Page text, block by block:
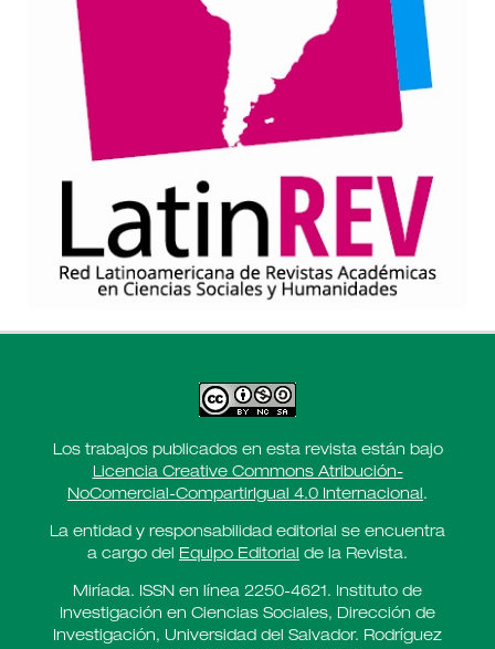
Los trabajos publicados en esta revista están bajo
Licencia Creative Commons Atribución-
NoComercial-CompartirIgual 4.0 Internacional .
La entidad y responsabilidad editorial se encuentra
a cargo del
Equipo Editorial de la Revista.
Miríada. ISSN en línea 2250-4621. Instituto de
Investigación en Ciencias Sociales, Dirección de
Investigación, Universidad del Salvador. Rodríguez